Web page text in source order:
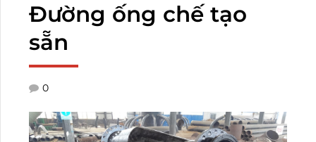
Đường ống chế tạo
sẵn
0